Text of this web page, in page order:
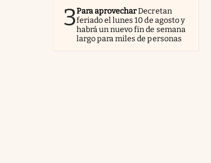
3Para aprovecharDecretan
feriado el lunes 10 de agosto y
habrá un nuevo fin de semana
largo para miles de personas